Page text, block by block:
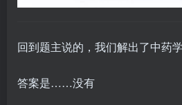
回到题主说的，我们解出了中药
答案是……没有